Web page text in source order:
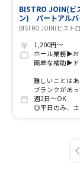
BISTRO JOIN(ビ
ン) パートアルバ
BISTRO JOIN(ビスト
1,200円～
簡単な補助▶ドリンクの準備や、キッチンでの
難しいことはありません。大切なのは「丁
ブランクがあっても大丈夫！ まずは笑顔で「いら
週2日～OK
◎平日のみ、土日